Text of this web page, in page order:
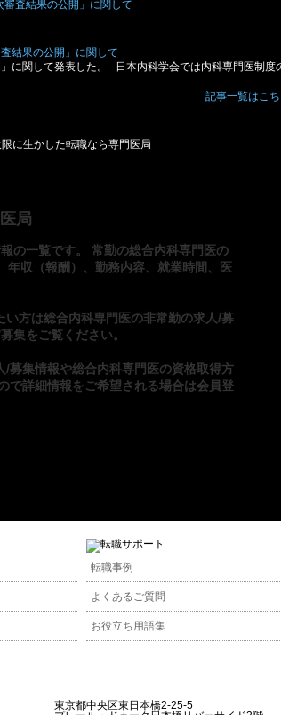
結果の公開」に関して
に関して発表した。 日本内科学会では内科専門医制度
記事一覧はこち
局
の一覧です。 常勤の総合内科専門医の
年収（報酬）、勤務内容、就業時間、医
い方は総合内科専門医の非常勤の求人/募
集をご覧ください。
/募集情報や総合内科専門医の資格取得方
で詳細情報をご希望される場合は会員登
転職事例
よくあるご質問
お役立ち用語集
東京都中央区東日本橋2-25-5